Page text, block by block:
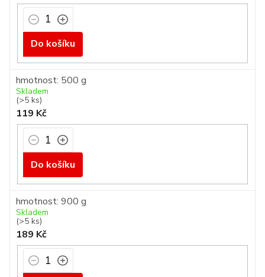
Do košíku
hmotnost: 500 g
Skladem
(>5 ks)
119 Kč
Do košíku
hmotnost: 900 g
Skladem
(>5 ks)
189 Kč